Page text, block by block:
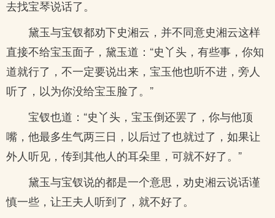
去找宝琴说话了。
黛玉与宝钗都劝下史湘云，并不同意史湘云这样
直接不给宝玉面子，黛玉道：“史丫头，有些事，你知
道就行了，不一定要说出来，宝玉他也听不进，旁人
听了，以为你没给宝玉脸了。”
宝钗也道：“史丫头，宝玉倒还罢了，你与他顶
嘴，他最多生气两三日，以后过了也就过了，如果让
外人听见，传到其他人的耳朵里，可就不好了。”
黛玉与宝钗说的都是一个意思，劝史湘云说话谨
慎一些，让王夫人听到了，就不好了。